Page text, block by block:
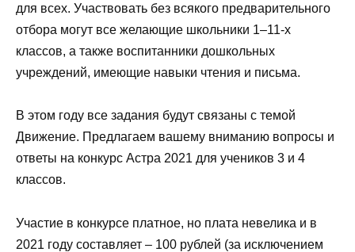
для всех. Участвовать без всякого предварительного
отбора могут все желающие школьники 1–11-х
классов, а также воспитанники дошкольных
учреждений, имеющие навыки чтения и письма.
В этом году все задания будут связаны с темой
Движение. Предлагаем вашему вниманию вопросы и
ответы на конкурс Астра 2021 для учеников 3 и 4
классов.
Участие в конкурсе платное, но плата невелика и в
2021 году составляет – 100 рублей (за исключением